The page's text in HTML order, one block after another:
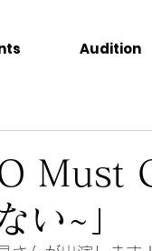
Audition
Must
い~」